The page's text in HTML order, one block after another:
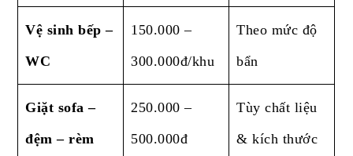
Vệ sinh bếp –
WC
150.000 –
300.000đ/khu
Theo mức độ
bẩn
Giặt sofa –
đệm – rèm
250.000 –
500.000đ
Tùy chất liệu
& kích thước